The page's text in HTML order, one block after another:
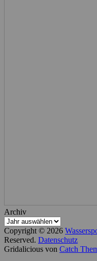
Archiv
Copyright © 2026
Reserved. Datenschutz
Gridalicious von Catch